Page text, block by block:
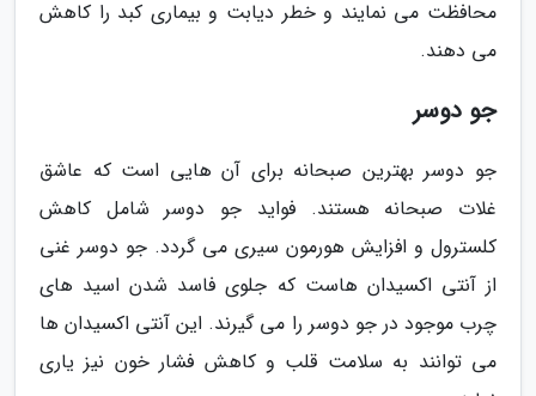
محافظت می نمایند و خطر دیابت و بیماری کبد را کاهش
می دهند.
جو دوسر
جو دوسر بهترین صبحانه برای آن هایی است که عاشق
غلات صبحانه هستند. فواید جو دوسر شامل کاهش
کلسترول و افزایش هورمون سیری می گردد. جو دوسر غنی
از آنتی اکسیدان هاست که جلوی فاسد شدن اسید های
چرب موجود در جو دوسر را می گیرند. این آنتی اکسیدان ها
می توانند به سلامت قلب و کاهش فشار خون نیز یاری